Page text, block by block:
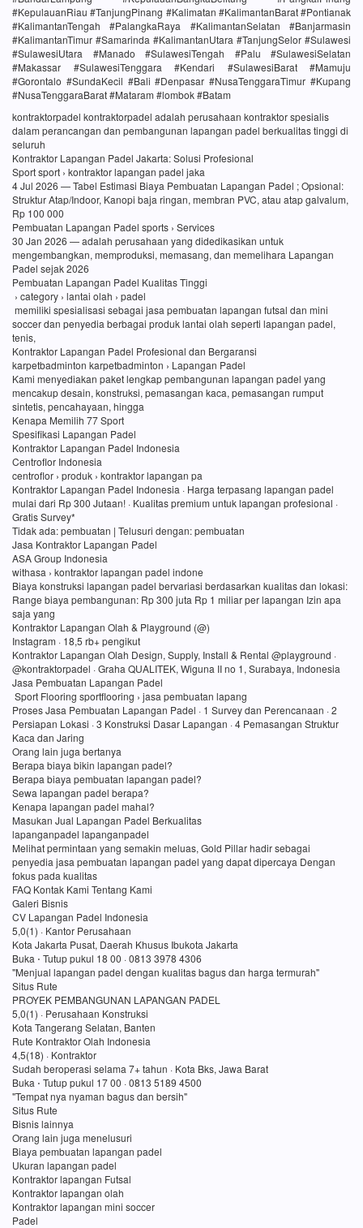
#KepulauanRiau #TanjungPinang #Kalimatan #KalimantanBarat #Pontianak
#KalimantanTengah #PalangkaRaya #KalimantanSelatan #Banjarmasin
#KalimantanTimur #Samarinda #KalimantanUtara #TanjungSelor #Sulawesi
#SulawesiUtara #Manado #SulawesiTengah #Palu #SulawesiSelatan
#Makassar #SulawesiTenggara #Kendari #SulawesiBarat #Mamuju
#Gorontalo #SundaKecil #Bali #Denpasar #NusaTenggaraTimur #Kupang
#NusaTenggaraBarat #Mataram #lombok #Batam
kontraktorpadel kontraktorpadel adalah perusahaan kontraktor spesialis
dalam perancangan dan pembangunan lapangan padel berkualitas tinggi di
seluruh
Kontraktor Lapangan Padel Jakarta: Solusi Profesional
Sport sport › kontraktor lapangan padel jaka
4 Jul 2026 — Tabel Estimasi Biaya Pembuatan Lapangan Padel ; Opsional:
Struktur Atap/Indoor, Kanopi baja ringan, membran PVC, atau atap galvalum,
Rp 100 000
Pembuatan Lapangan Padel sports › Services
30 Jan 2026 — adalah perusahaan yang didedikasikan untuk
mengembangkan, memproduksi, memasang, dan memelihara Lapangan
Padel sejak 2026
Pembuatan Lapangan Padel Kualitas Tinggi
› category › lantai olah › padel
memiliki spesialisasi sebagai jasa pembuatan lapangan futsal dan mini
soccer dan penyedia berbagai produk lantai olah seperti lapangan padel,
tenis,
Kontraktor Lapangan Padel Profesional dan Bergaransi
karpetbadminton karpetbadminton › Lapangan Padel
Kami menyediakan paket lengkap pembangunan lapangan padel yang
mencakup desain, konstruksi, pemasangan kaca, pemasangan rumput
sintetis, pencahayaan, hingga
Kenapa Memilih 77 Sport
Spesifikasi Lapangan Padel
Kontraktor Lapangan Padel Indonesia
Centroflor Indonesia
centroflor › produk › kontraktor lapangan pa
Kontraktor Lapangan Padel Indonesia · Harga terpasang lapangan padel
mulai dari Rp 300 Jutaan! · Kualitas premium untuk lapangan profesional ·
Gratis Survey*
Tidak ada: pembuatan ‎| Telusuri dengan: pembuatan
Jasa Kontraktor Lapangan Padel
ASA Group Indonesia
withasa › kontraktor lapangan padel indone
Biaya konstruksi lapangan padel bervariasi berdasarkan kualitas dan lokasi:
Range biaya pembangunan: Rp 300 juta Rp 1 miliar per lapangan Izin apa
saja yang
Kontraktor Lapangan Olah & Playground (@)
Instagram · 18,5 rb+ pengikut
Kontraktor Lapangan Olah Design, Supply, Install & Rental @playground ·
@kontraktorpadel · Graha QUALITEK, Wiguna II no 1, Surabaya, Indonesia
Jasa Pembuatan Lapangan Padel
Sport Flooring sportflooring › jasa pembuatan lapang
Proses Jasa Pembuatan Lapangan Padel · 1 Survey dan Perencanaan · 2
Persiapan Lokasi · 3 Konstruksi Dasar Lapangan · 4 Pemasangan Struktur
Kaca dan Jaring
Orang lain juga bertanya
Berapa biaya bikin lapangan padel?
Berapa biaya pembuatan lapangan padel?
Sewa lapangan padel berapa?
Kenapa lapangan padel mahal?
Masukan Jual Lapangan Padel Berkualitas
lapanganpadel lapanganpadel
Melihat permintaan yang semakin meluas, Gold Pillar hadir sebagai
penyedia jasa pembuatan lapangan padel yang dapat dipercaya Dengan
fokus pada kualitas
FAQ Kontak Kami Tentang Kami
Galeri Bisnis
CV Lapangan Padel Indonesia
5,0(1) · Kantor Perusahaan
Kota Jakarta Pusat, Daerah Khusus Ibukota Jakarta
Buka ⋅ Tutup pukul 18 00 · 0813 3978 4306
"Menjual lapangan padel dengan kualitas bagus dan harga termurah"
Situs Rute
PROYEK PEMBANGUNAN LAPANGAN PADEL
5,0(1) · Perusahaan Konstruksi
Kota Tangerang Selatan, Banten
Rute Kontraktor Olah Indonesia
4,5(18) · Kontraktor
Sudah beroperasi selama 7+ tahun · Kota Bks, Jawa Barat
Buka ⋅ Tutup pukul 17 00 · 0813 5189 4500
"Tempat nya nyaman bagus dan bersih"
Situs Rute
Bisnis lainnya
Orang lain juga menelusuri
Biaya pembuatan lapangan padel
Ukuran lapangan padel
Kontraktor lapangan Futsal
Kontraktor lapangan olah
Kontraktor lapangan mini soccer
Padel